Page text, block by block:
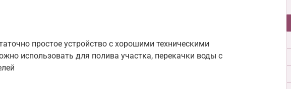
простое устройство с хорошими техническими
использовать для полива участка, перекачки воды с